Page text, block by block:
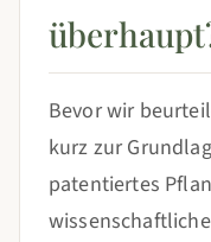
Bevor wir
kurz zur
patentiertes